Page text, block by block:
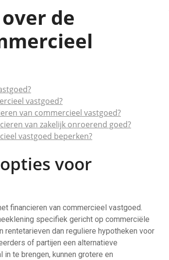
de
vastgoed?
van commercieel vastgoed?
van zakelijk onroerend goed?
vastgoed beperken?
voor
financieren van commercieel vastgoed.
specifiek gericht op commerciële
rentetarieven dan reguliere hypotheken voor
of partijen een alternatieve
te brengen, kunnen grotere en